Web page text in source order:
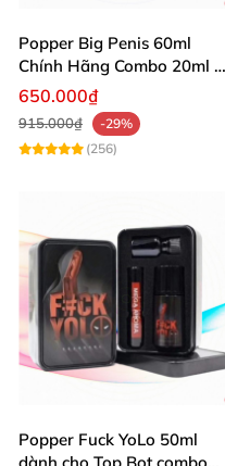
Popper Big Penis 60ml
Chính Hãng Combo 20ml +
40ml Tăng Khoái Cảm Cho
Top & Bot
650.000₫
915.000₫
-29%
(256)
Popper Fuck YoLo 50ml